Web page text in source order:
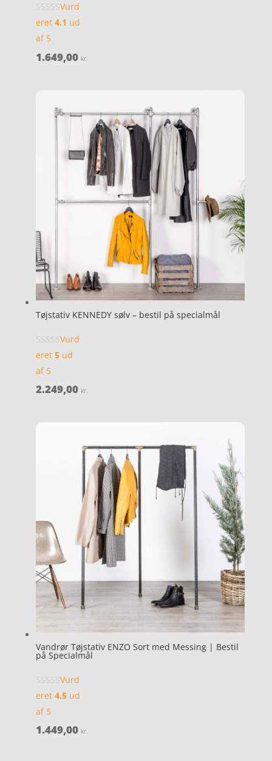
Vurd
eret 4.1 ud
af 5
1.649,00 kr.
Tøjstativ KENNEDY sølv – bestil på specialmål
Vurd
eret 5ud
af 5
2.249,00 kr.
Vandrør Tøjstativ ENZO Sort med Messing | Bestil
på Specialmål
Vurd
eret 4.5ud
af 5
1.449,00 kr.